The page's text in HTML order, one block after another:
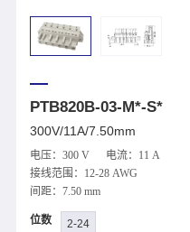
PTB820B-03-M*-S*
300V/11A/7.50mm
电压：300 V 电流：11 A
接线范围：12-28 AWG
间距：7.50 mm
位数 2-24